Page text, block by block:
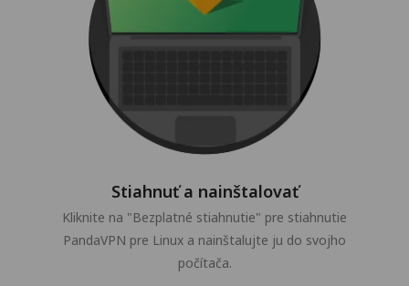
Stiahnuť a nainštalovať
Kliknite na "Bezplatné stiahnutie" pre stiahnutie
PandaVPN pre Linux a nainštalujte ju do svojho
počítača.